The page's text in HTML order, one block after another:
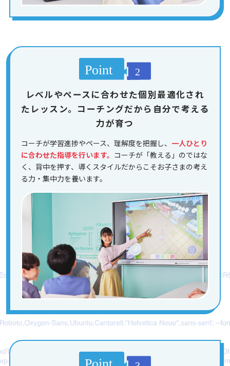
レベルやペースに合わせた個別最適化され
たレッスン。コーチングだから自分で考える
力が育つ
コーチが学習進捗やペース、理解度を把握し、 一人ひとり
に合わせた指導を行います。 コーチが「教える」のではな
く、背中を押す、導くスタイルだからこそお子さまの考え
る力・集中力を養います。